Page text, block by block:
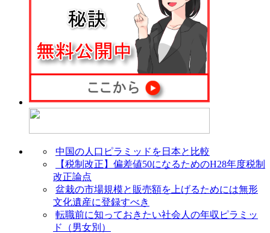
中国の人口ピラミッドを日本と比較
【税制改正】偏差値50になるためのH28年度税制
改正論点
盆栽の市場規模と販売額を上げるためには無形
文化遺産に登録すべき
転職前に知っておきたい社会人の年収ピラミッ
ド（男女別）